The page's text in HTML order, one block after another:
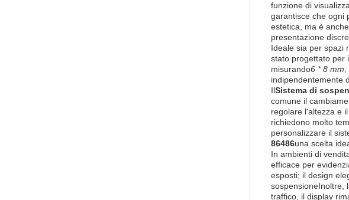
funzione di
garantisce che ogni
estetica, ma è
presentazione
Ideale sia per spazi
stato progettato per
misurando6 * 8 mm
indipendentemente
IlSistema di
comune il
regolare l'altezza e
richiedono molto
personalizzare il
86486una scelta
In ambienti di
efficace per
esposti; il design
sospensioneInoltre,
traffico, il display